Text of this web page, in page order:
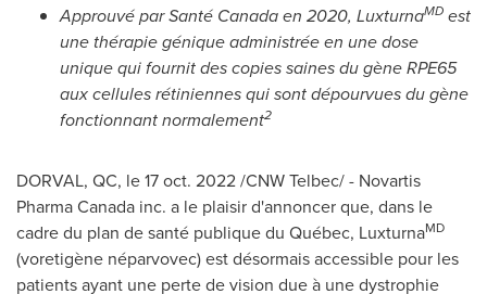
Approuvé par Santé Canada en 2020, LuxturnaMD est
une thérapie génique administrée en une dose
unique qui fournit des copies saines du gène RPE65
aux cellules rétiniennes qui sont dépourvues du gène
fonctionnant normalement2
DORVAL, QC, le17 oct. 2022/CNW Telbec/ - Novartis
Pharma Canada inc. a le plaisir d'annoncer que, dans le
cadre du plan de santé publique du Québec, LuxturnaMD
(voretigène néparvovec) est désormais accessible pour les
patients ayant une perte de vision due à une dystrophie